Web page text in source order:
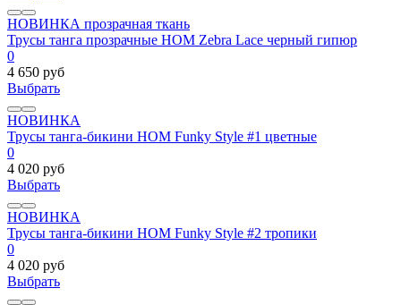
НОВИНКА прозрачная ткань
Трусы танга прозрачные HOM Zebra Lace черный гипюр
0
4 650 руб
Выбрать
НОВИНКА
Трусы танга-бикини HOM Funky Style #1 цветные
0
4 020 руб
Выбрать
НОВИНКА
Трусы танга-бикини HOM Funky Style #2 тропики
0
4 020 руб
Выбрать